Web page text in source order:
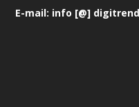
E-mail: info [@]